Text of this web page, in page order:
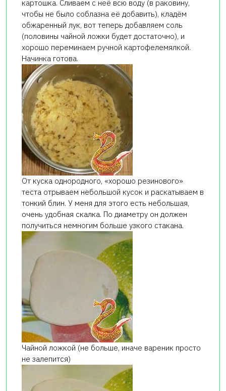
картошка. Сливаем с неё всю воду (в раковину,
чтобы не было соблазна её добавить), кладём
обжаренный лук, вот теперь добавляем соль
(половины чайной ложки будет достаточно), и
хорошо переминаем ручной картофелемялкой.
Начинка готова.
От куска однородного, «хорошо резинового»
теста отрываем небольшой кусок и раскатываем в
тонкий блин. У меня для этого есть небольшая,
очень удобная скалка. По диаметру он должен
получиться немногим больше узкого стакана.
Чайной ложкой (не больше, иначе вареник просто
не залепится)